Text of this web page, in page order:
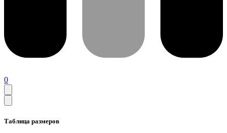
0
Таблица размеров